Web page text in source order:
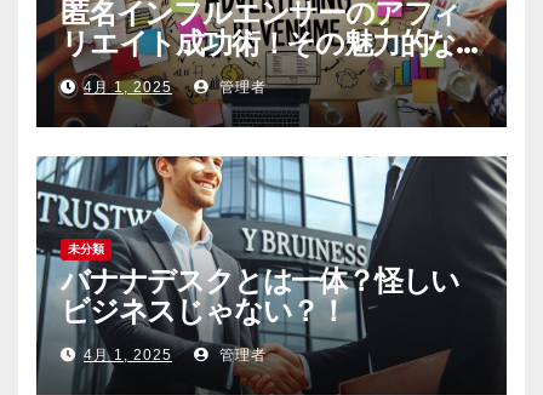
匿名インフルエンサーのアフィ
リエイト成功術！その魅力的な
内容の作り方とは
4月 1, 2025 管理者
未分類
バナナデスクとは一体？怪しい
ビジネスじゃない？！
4月 1, 2025 管理者